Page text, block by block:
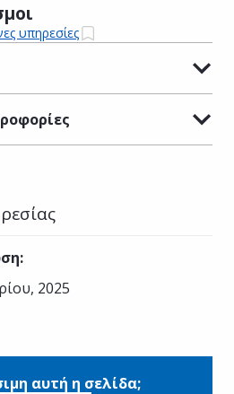
υπηρεσίες
:
2025
αυτή η σελίδα;